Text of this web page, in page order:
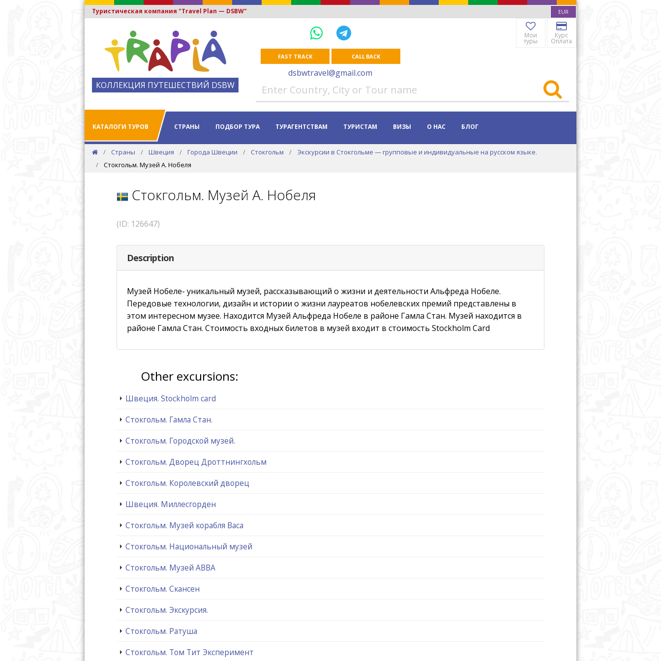
Туристическая компания "Travel Plan — DSBW" EUR
КОЛЛЕКЦИЯ ПУТЕШЕСТВИЙ DSBW
FAST TRACK CALL BACK
dsbwtravel@gmail.com
Мои
туры
Курс
Оплата
КАТАЛОГИ ТУРОВ СТРАНЫ ПОДБОР ТУРА ТУРАГЕНТСТВАМ ТУРИСТАМ ВИЗЫ О НАС БЛОГ
Страны Швеция Города Швеции Стокгольм
Экскурсии в Стокгольме — групповые и индивидуальные на русском языке.
Стокгольм. Музей А. Нобеля
Стокгольм. Музей А. Нобеля
(ID: 126647)
Description
Музей Нобеле- уникальный музей, рассказывающий о жизни и деятельности Альфреда Нобеле.
Передовые технологии, дизайн и истории о жизни лауреатов нобелевских премий представлены в
этом интересном музее. Находится Музей Альфреда Нобеле в районе Гамла Стан. Музей находится в
районе Гамла Стан. Стоимость входных билетов в музей входит в стоимость Stockholm Card
Other excursions:
Швеция. Stockholm card
Стокгольм. Гамла Стан.
Стокгольм. Городской музей.
Стокгольм. Дворец Дроттнингхольм
Стокгольм. Королевский дворец
Швеция. Миллесгорден
Стокгольм. Музей корабля Васа
Стокгольм. Национальный музей
Стокгольм. Музей ABBA
Стокгольм. Скансен
Стокгольм. Экскурсия.
Стокгольм. Ратуша
Стокгольм. Том Тит Эксперимент